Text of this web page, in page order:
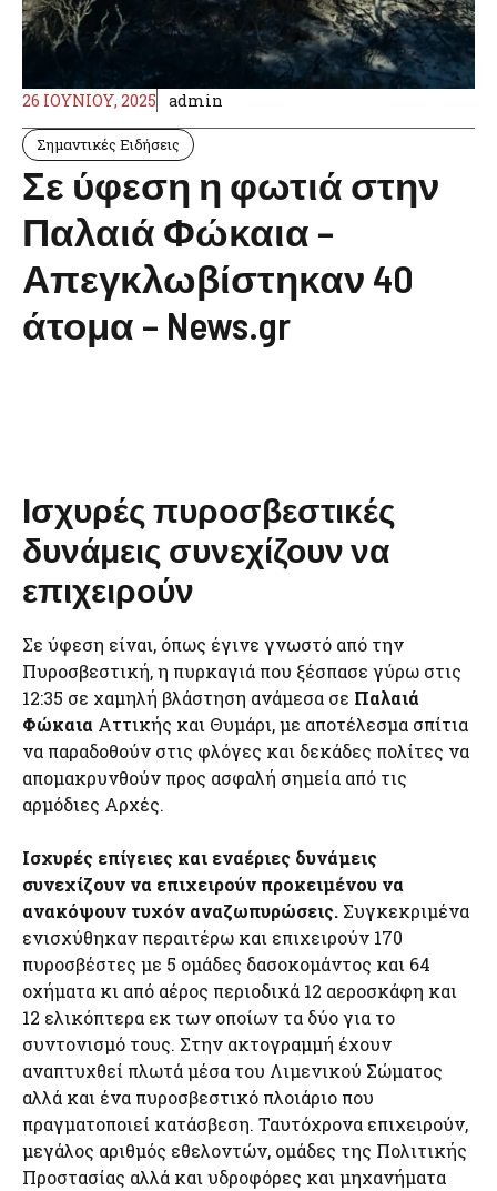
26 ΙΟΥΝΊΟΥ, 2025 admin
Σημαντικές Ειδήσεις
Σε ύφεση η φωτιά στην
Παλαιά Φώκαια –
Απεγκλωβίστηκαν 40
άτομα – News.gr
Ισχυρές πυροσβεστικές
δυνάμεις συνεχίζουν να
επιχειρούν
Σε ύφεση είναι, όπως έγινε γνωστό από την
Πυροσβεστική, η πυρκαγιά που ξέσπασε γύρω στις
12:35 σε χαμηλή βλάστηση ανάμεσα σε Παλαιά
Φώκαια Αττικής και Θυμάρι, με αποτέλεσμα σπίτια
να παραδοθούν στις φλόγες και δεκάδες πολίτες να
απομακρυνθούν προς ασφαλή σημεία από τις
αρμόδιες Αρχές.
Ισχυρές επίγειες και εναέριες δυνάμεις
συνεχίζουν να επιχειρούν προκειμένου να
ανακόψουν τυχόν αναζωπυρώσεις. Συγκεκριμένα
ενισχύθηκαν περαιτέρω και επιχειρούν 170
πυροσβέστες με 5 ομάδες δασοκομάντος και 64
οχήματα κι από αέρος περιοδικά 12 αεροσκάφη και
12 ελικόπτερα εκ των οποίων τα δύο για το
συντονισμό τους. Στην ακτογραμμή έχουν
αναπτυχθεί πλωτά μέσα του Λιμενικού Σώματος
αλλά και ένα πυροσβεστικό πλοιάριο που
πραγματοποιεί κατάσβεση. Ταυτόχρονα επιχειρούν,
μεγάλος αριθμός εθελοντών, ομάδες της Πολιτικής
Προστασίας αλλά και υδροφόρες και μηχανήματα